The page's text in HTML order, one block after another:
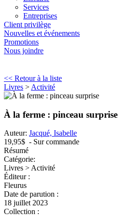
Services
Entreprises
Client privilège
Nouvelles et événements
Promotions
Nous joindre
<< Retour à la liste
Livres > Activité
À la ferme : pinceau surprise
Auteur: Jacqué, Isabelle
19,95$ - Sur commande
Résumé
Catégorie:
Livres > Activité
Éditeur :
Fleurus
Date de parution :
18 juillet 2023
Collection :